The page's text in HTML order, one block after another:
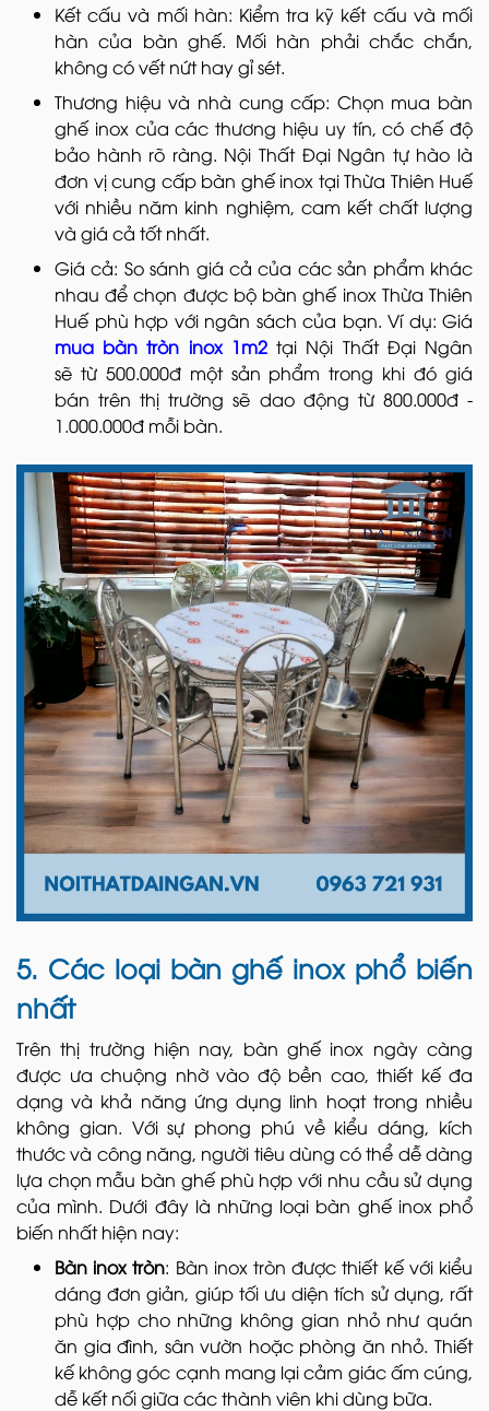
Kết cấu và mối hàn: Kiểm tra kỹ kết cấu và mối
hàn của bàn ghế. Mối hàn phải chắc chắn,
không có vết nứt hay gỉ sét.
Thương hiệu và nhà cung cấp: Chọn mua bàn
ghế inox của các thương hiệu uy tín, có chế độ
bảo hành rõ ràng. Nội Thất Đại Ngân tự hào là
đơn vị cung cấp bàn ghế inox tại Thừa Thiên Huế
với nhiều năm kinh nghiệm, cam kết chất lượng
và giá cả tốt nhất.
Giá cả: So sánh giá cả của các sản phẩm khác
nhau để chọn được bộ bàn ghế inox Thừa Thiên
Huế phù hợp với ngân sách của bạn. Ví dụ: Giá
mua bàn tròn inox 1m2tại Nội Thất Đại Ngân
sẽ từ 500.000đ một sản phẩm trong khi đó giá
bán trên thị trường sẽ dao động từ 800.000đ -
1.000.000đ mỗi bàn.
5. Các loại bàn ghế inox phổ biến
nhất
Trên thị trường hiện nay, bàn ghế inox ngày càng
được ưa chuộng nhờ vào độ bền cao, thiết kế đa
dạng và khả năng ứng dụng linh hoạt trong nhiều
không gian. Với sự phong phú về kiểu dáng, kích
thước và công năng, người tiêu dùng có thể dễ dàng
lựa chọn mẫu bàn ghế phù hợp với nhu cầu sử dụng
của mình. Dưới đây là những loại bàn ghế inox phổ
biến nhất hiện nay:
Bàn inox tròn: Bàn inox tròn được thiết kế với kiểu
dáng đơn giản, giúp tối ưu diện tích sử dụng, rất
phù hợp cho những không gian nhỏ như quán
ăn gia đình, sân vườn hoặc phòng ăn nhỏ. Thiết
kế không góc cạnh mang lại cảm giác ấm cúng,
dễ kết nối giữa các thành viên khi dùng bữa.